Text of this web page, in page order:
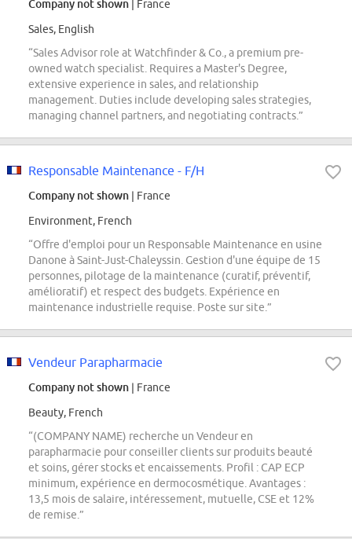
Company not shown | France
Sales, English
“Sales Advisor role at Watchfinder & Co., a premium pre-
owned watch specialist. Requires a Master's Degree,
extensive experience in sales, and relationship
management. Duties include developing sales strategies,
managing channel partners, and negotiating contracts.”
Responsable Maintenance - F/H
Company not shown | France
Environment, French
“Offre d'emploi pour un Responsable Maintenance en usine
Danone à Saint-Just-Chaleyssin. Gestion d'une équipe de 15
personnes, pilotage de la maintenance (curatif, préventif,
amélioratif) et respect des budgets. Expérience en
maintenance industrielle requise. Poste sur site.”
Vendeur Parapharmacie
Company not shown | France
Beauty, French
“(COMPANY NAME) recherche un Vendeur en
parapharmacie pour conseiller clients sur produits beauté
et soins, gérer stocks et encaissements. Profil : CAP ECP
minimum, expérience en dermocosmétique. Avantages :
13,5 mois de salaire, intéressement, mutuelle, CSE et 12%
de remise.”